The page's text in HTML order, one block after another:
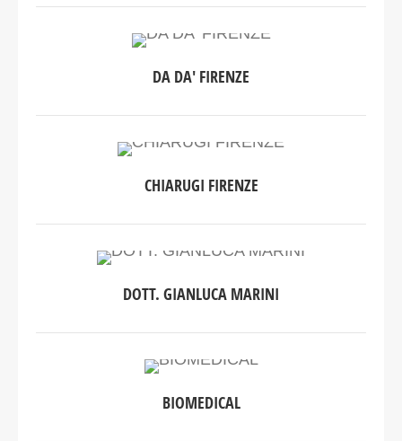
DA DA' FIRENZE
CHIARUGI FIRENZE
DOTT. GIANLUCA MARINI
BIOMEDICAL